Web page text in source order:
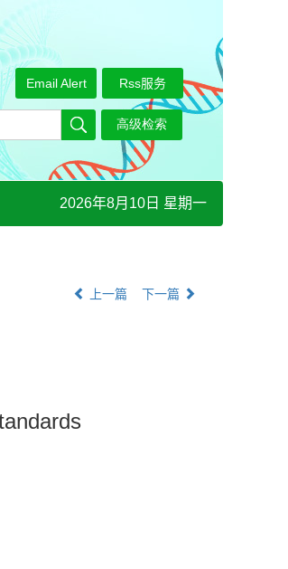
Rss服务
Email Alert
2026年8月10日 星期一
上一篇 下一篇